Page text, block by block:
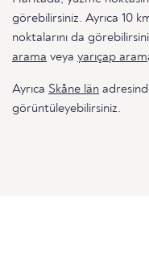
görebilirsiniz. Ayrıca 10
noktalarını da
arama veya yarıçap aram
Ayrıca Skåne län
görüntüleyebilirsiniz.